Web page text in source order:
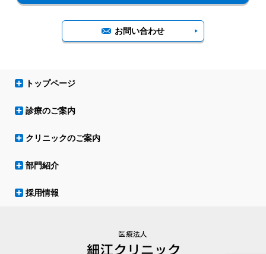
お問い合わせ
トップページ
診療のご案内
クリニックのご案内
部門紹介
採用情報
医療法人